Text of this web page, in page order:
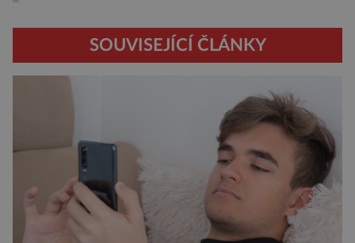
SOUVISEJÍCÍ ČLÁNKY